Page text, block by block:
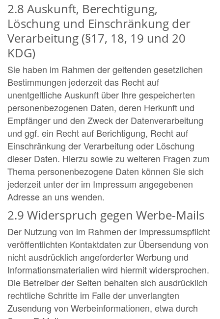
2.8 Auskunft, Berechtigung,
Löschung und Einschränkung der
Verarbeitung (§17, 18, 19 und 20
KDG)
Sie haben im Rahmen der geltenden gesetzlichen
Bestimmungen jederzeit das Recht auf
unentgeltliche Auskunft über Ihre gespeicherten
personenbezogenen Daten, deren Herkunft und
Empfänger und den Zweck der Datenverarbeitung
und ggf. ein Recht auf Berichtigung, Recht auf
Einschränkung der Verarbeitung oder Löschung
dieser Daten. Hierzu sowie zu weiteren Fragen zum
Thema personenbezogene Daten können Sie sich
jederzeit unter der im Impressum angegebenen
Adresse an uns wenden.
2.9 Widerspruch gegen Werbe-Mails
Der Nutzung von im Rahmen der Impressumspflicht
veröffentlichten Kontaktdaten zur Übersendung von
nicht ausdrücklich angeforderter Werbung und
Informationsmaterialien wird hiermit widersprochen.
Die Betreiber der Seiten behalten sich ausdrücklich
rechtliche Schritte im Falle der unverlangten
Zusendung von Werbeinformationen, etwa durch